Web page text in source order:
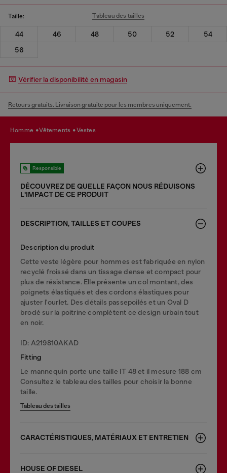
Taille: Tableau des tailles
44 46 48 50 52
54
56
Vérifier la disponibilité en magasin
Retours gratuits. Livraison gratuite pour les membres uniquement.
homme vêtements vestes
Responsible
DÉCOUVREZ DE QUELLE FAÇON NOUS RÉDUISONS
LʹIMPACT DE CE PRODUIT
DESCRIPTION, TAILLES ET COUPES
Description du produit
Cette veste légère pour hommes est fabriquée en nylon
recyclé froissé dans un tissage dense et compact pour
plus de résistance. Elle présente un col montant, des
poignets élastiqués et des cordons élastiques pour
ajuster l'ourlet. Des détails passepoilés et un Oval D
brodé sur la poitrine complètent ce design urbain tout
en noir.
ID: A219810AKAD
Fitting
Le mannequin porte une taille IT 48 et il mesure 188 cm
Consultez le tableau des tailles pour choisir la bonne
taille.
Tableau des tailles
CARACTÉRISTIQUES, MATÉRIAUX ET ENTRETIEN
HOUSE OF DIESEL